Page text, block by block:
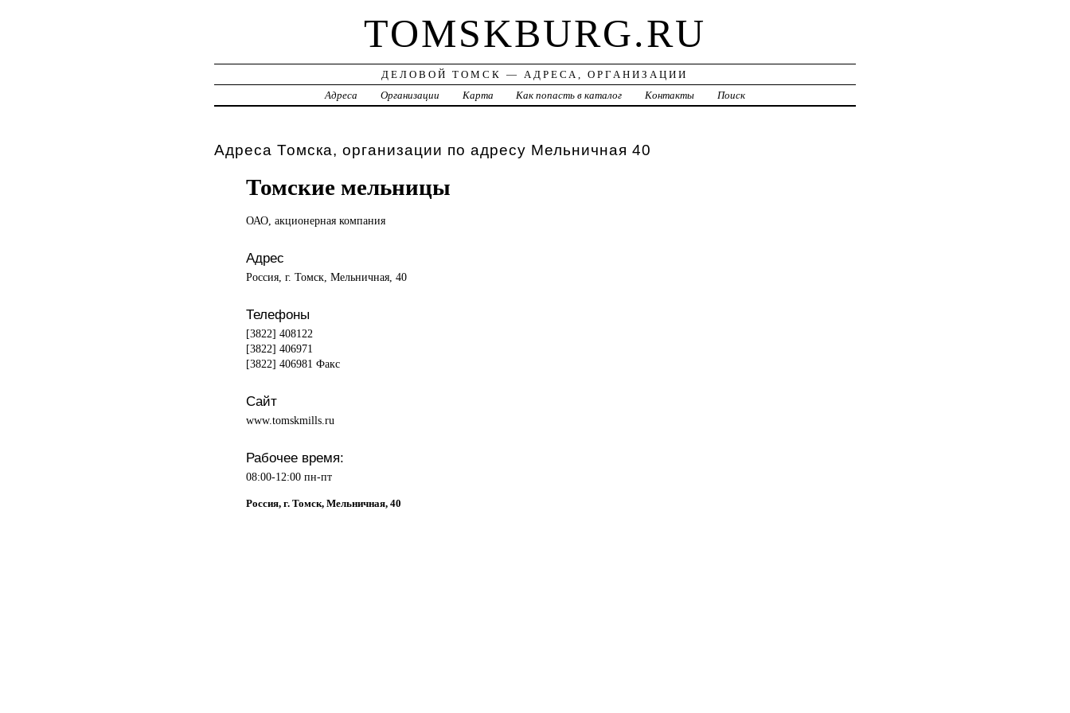
TOMSKBURG.RU
ДЕЛОВОЙ ТОМСК — АДРЕСА, ОРГАНИЗАЦИИ
Адреса
Организации Карта Как попасть в каталог Контакты Поиск
Адреса Томска, организации по адресу Мельничная 40
Томские мельницы
ОАО, акционерная компания
Адрес
Россия, г. Томск, Мельничная, 40
Телефоны
[3822] 408122
[3822] 406971
[3822] 406981 Факс
Сайт
www.tomskmills.ru
Рабочее время:
08:00-12:00 пн-пт
Россия, г. Томск, Мельничная, 40